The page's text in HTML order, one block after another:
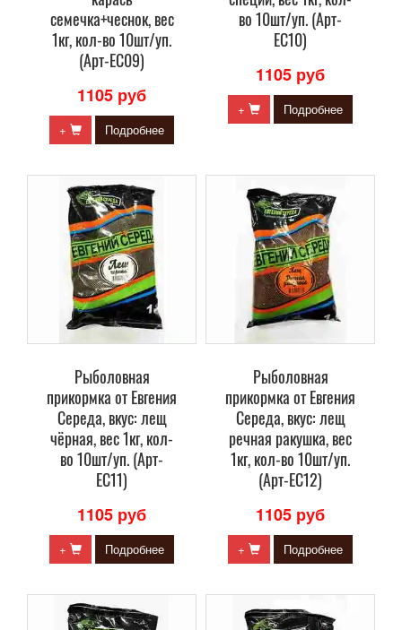
семечка+чеснок, вес
1кг, кол-во 10шт/уп.
(Арт-ЕС09)
1105 руб
+ Подробнее
во 10шт/уп. (Арт-
ЕС10)
1105 руб
+ Подробнее
Рыболовная
прикормка от Евгения
Середа, вкус: лещ
чёрная, вес 1кг, кол-
во 10шт/уп. (Арт-
ЕС11)
1105 руб
+ Подробнее
Рыболовная
прикормка от Евгения
Середа, вкус: лещ
речная ракушка, вес
1кг, кол-во 10шт/уп.
(Арт-ЕС12)
1105 руб
+ Подробнее